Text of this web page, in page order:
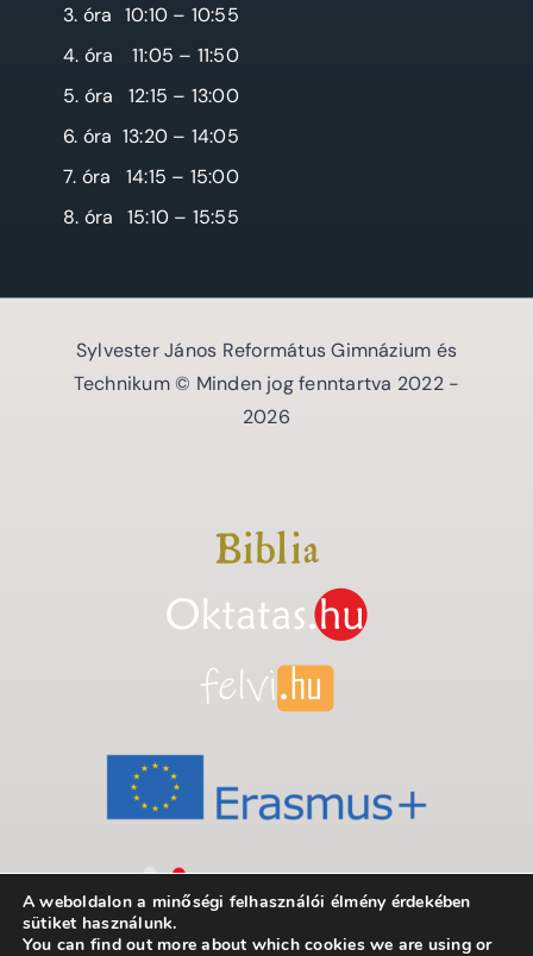
3. óra 10:10 – 10:55
4. óra
11:05 – 11:50
5. óra
12:15 – 13:00
6. óra 13:20 – 14:05
7. óra
14:15 – 15:00
8. óra
15:10 – 15:55
Sylvester János Református Gimnázium és
Technikum © Minden jog fenntartva 2022 -
2026
A weboldalon a minőségi felhasználói élmény érdekében
sütiket használunk.
You can find out more about which cookies we are using or